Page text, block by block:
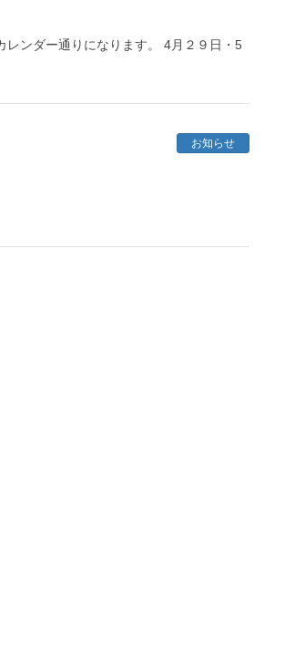
レンダー通りになります。 4月２９日・5
お知らせ